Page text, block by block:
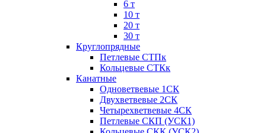
6 т
10 т
20 т
30 т
Круглопрядные
Петлевые СТПк
Кольцевые СТКк
Канатные
Одноветвевые 1СК
Двухветвевые 2СК
Четырехветвевые 4СК
Петлевые СКП (УСК1)